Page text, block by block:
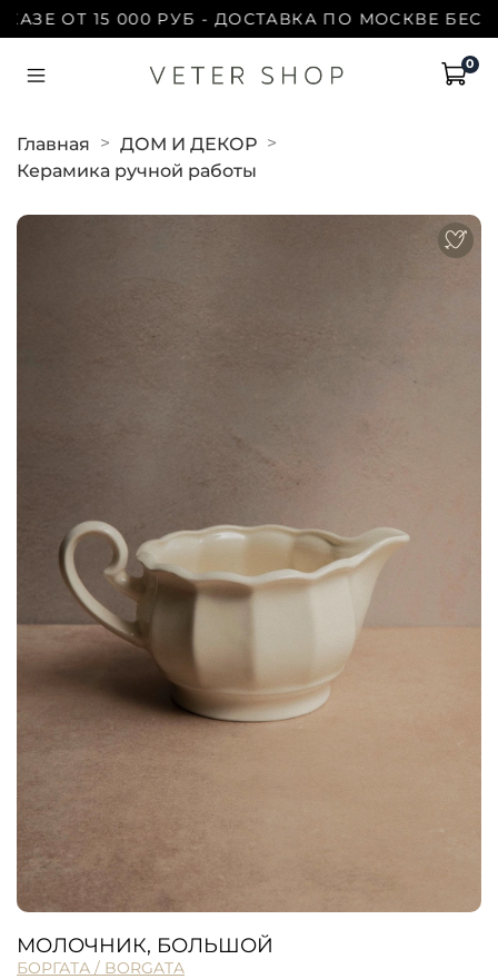
ОТ 15 000 РУБ - ДОСТАВКА ПО МОСКВЕ
0
Главная
ДОМ И ДЕКОР
Керамика ручной работы
МОЛОЧНИК, БОЛЬШОЙ
БОРГАТА / BORGATA